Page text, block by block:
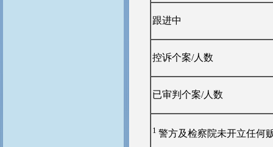
跟进中
控诉个案/人数
已审判个案/人数
1警方及检察院未开立任何